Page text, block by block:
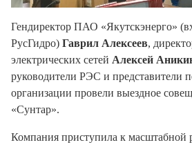
Гендиректор ПАО «Якутскэнерго»
РусГидро) Гаврил Алексеев,
электрических сетей Алексей
руководители РЭС и представители
организации провели выездное
«Сунтар».
Компания приступила к масштабной